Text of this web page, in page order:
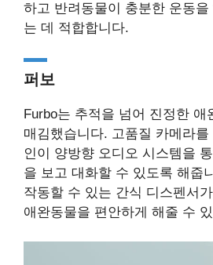
하고 반려동물이 충분한 운동
는 데 적합합니다.
퍼보
Furbo는 추적을 넘어 진정한 애
매김했습니다. 고품질 카메라
인이 양방향 오디오 시스템을
을 보고 대화할 수 있도록 해줍
작동할 수 있는 간식 디스펜서
애완동물을 편안하게 해줄 수